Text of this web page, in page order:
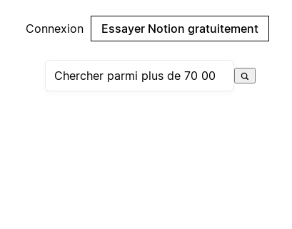
Connexion Essayer Notion gratuitement